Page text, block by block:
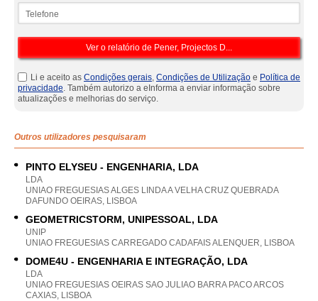
Li e aceito as Condições gerais, Condições de Utilização e Política de
privacidade. Também autorizo a eInforma a enviar informação sobre
atualizações e melhorias do serviço.
Outros utilizadores pesquisaram
PINTO ELYSEU - ENGENHARIA, LDA
LDA
UNIAO FREGUESIAS ALGES LINDA A VELHA CRUZ QUEBRADA
DAFUNDO OEIRAS, LISBOA
GEOMETRICSTORM, UNIPESSOAL, LDA
UNIP
UNIAO FREGUESIAS CARREGADO CADAFAIS ALENQUER, LISBOA
DOME4U - ENGENHARIA E INTEGRAÇÃO, LDA
LDA
UNIAO FREGUESIAS OEIRAS SAO JULIAO BARRA PACO ARCOS
CAXIAS, LISBOA